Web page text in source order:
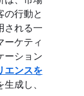
の行動と
される一
ーケティ
ーション
エンスを
成し、